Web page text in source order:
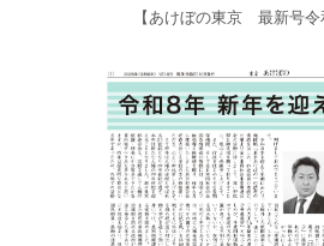
【あけぼの東京 最新号令